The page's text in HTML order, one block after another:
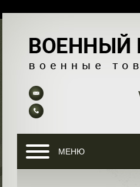
МЕНЮ